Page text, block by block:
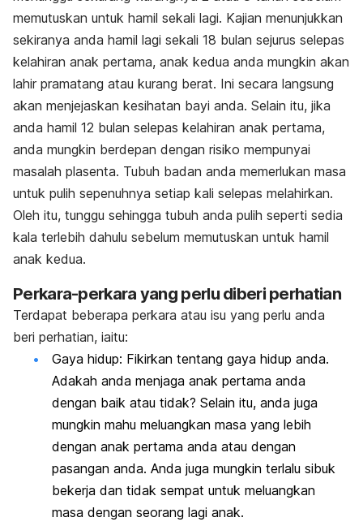
memutuskan untuk hamil sekali lagi. Kajian menunjukkan
sekiranya anda hamil lagi sekali 18 bulan sejurus selepas
kelahiran anak pertama, anak kedua anda mungkin akan
lahir pramatang atau kurang berat. Ini secara langsung
akan menjejaskan kesihatan bayi anda. Selain itu, jika
anda hamil 12 bulan selepas kelahiran anak pertama,
anda mungkin berdepan dengan risiko mempunyai
masalah plasenta. Tubuh badan anda memerlukan masa
untuk pulih sepenuhnya setiap kali selepas melahirkan.
Oleh itu, tunggu sehingga tubuh anda pulih seperti sedia
kala terlebih dahulu sebelum memutuskan untuk hamil
anak kedua.
Perkara-perkara yang perlu diberi perhatian
Terdapat beberapa perkara atau isu yang perlu anda
beri perhatian, iaitu:
Gaya hidup: Fikirkan tentang gaya hidup anda.
Adakah anda menjaga anak pertama anda
dengan baik atau tidak? Selain itu, anda juga
mungkin mahu meluangkan masa yang lebih
dengan anak pertama anda atau dengan
pasangan anda. Anda juga mungkin terlalu sibuk
bekerja dan tidak sempat untuk meluangkan
masa dengan seorang lagi anak.